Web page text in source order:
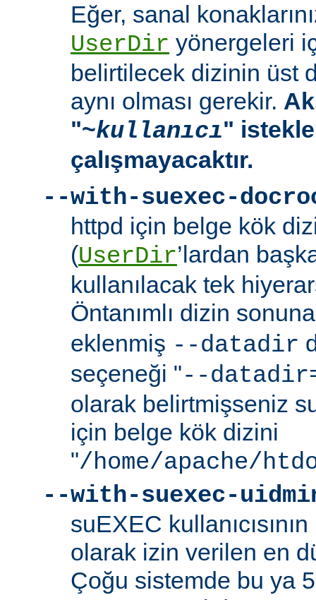
Eğer, sanal
UserDir yönergeleri
belirtilecek dizinin üst
aynı olması gerekir.
"~kullanıcı"
çalışmayacaktır.
--with-suexec-
httpd için belge kök
(UserDir’lardan
kullanılacak tek
Öntanımlı dizin
eklenmiş --datadir
seçeneği "--
olarak belirtmişseniz
için belge kök dizini
"/home/apache/
--with-suexec-
suEXEC
olarak izin verilen en
Çoğu sistemde bu ya